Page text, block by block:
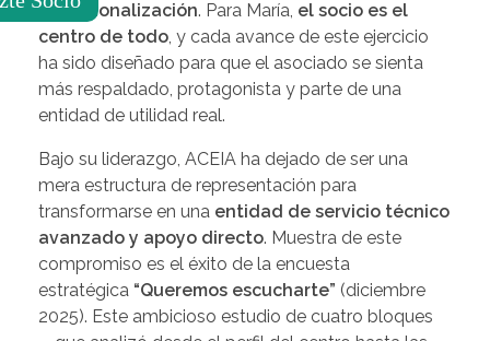
profesionalización. Para María, el socio es el
centro de todo, y cada avance de este ejercicio
ha sido diseñado para que el asociado se sienta
más respaldado, protagonista y parte de una
entidad de utilidad real.
Bajo su liderazgo, ACEIA ha dejado de ser una
mera estructura de representación para
transformarse en una entidad de servicio técnico
avanzado y apoyo directo. Muestra de este
compromiso es el éxito de la encuesta
estratégica “Queremos escucharte” (diciembre
2025). Este ambicioso estudio de cuatro bloques